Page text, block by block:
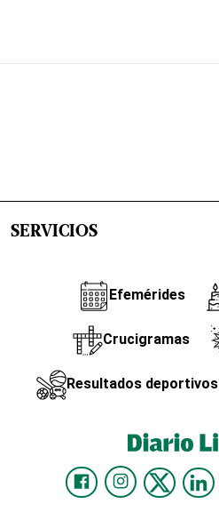
SERVICIOS
Efemérides
Crucigramas
Resultados deportivos